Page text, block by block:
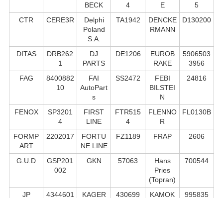
BECK
4
E
5
CTR
CERE3R
Delphi
Poland
S.А.
TA1942
DENCKE
RMANN
D130200
DITAS
DRB262
1
DJ
PARTS
DE1206
EUROB
RAKE
5906503
3956
FAG
8400882
10
FAI
AutoPart
s
SS2472
FEBI
BILSTEI
N
24816
FENOX
SP3201
4
FIRST
LINE
FTR515
4
FLENNO
R
FL0130B
FORMP
ART
2202017
FORTU
NE LINE
FZ1189 FRAP 2606
G.U.D
GSP201
002
GKN 57063
Hans
Pries
(Topran)
700544
JP 4344601 KAGER 430699 KAMOK 995835